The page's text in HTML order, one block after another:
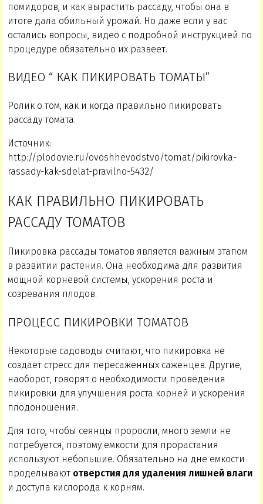
помидоров, и как вырастить рассаду, чтобы она в
итоге дала обильный урожай. Но даже если у вас
остались вопросы, видео с подробной инструкцией по
процедуре обязательно их развеет.
ВИДЕО “ КАК ПИКИРОВАТЬ ТОМАТЫ”
Ролик о том, как и когда правильно пикировать
рассаду томата.
Источник:
http://plodovie.ru/ovoshhevodstvo/tomat/pikirovka-
rassady-kak-sdelat-pravilno-5432/
КАК ПРАВИЛЬНО ПИКИРОВАТЬ
РАССАДУ ТОМАТОВ
Пикировка рассады томатов является важным этапом
в развитии растения. Она необходима для развития
мощной корневой системы, ускорения роста и
созревания плодов.
ПРОЦЕСС ПИКИРОВКИ ТОМАТОВ
Некоторые садоводы считают, что пикировка не
создает стресс для пересаженных саженцев. Другие,
наоборот, говорят о необходимости проведения
пикировки для улучшения роста корней и ускорения
плодоношения.
Для того, чтобы сеянцы проросли, много земли не
потребуется, поэтому емкости для прорастания
используют небольшие. Обязательно на дне емкости
проделывают отверстия для удаления лишней влаги
и доступа кислорода к корням.